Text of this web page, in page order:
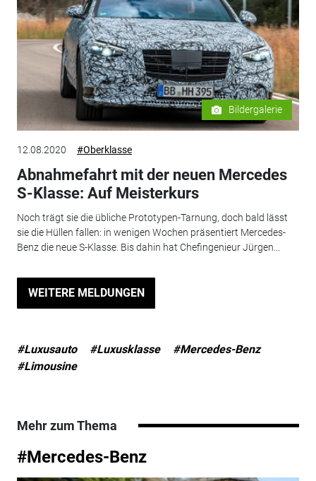
Bildergalerie
12.08.2020 #Oberklasse
Abnahmefahrt mit der neuen Mercedes
S-Klasse: Auf Meisterkurs
Noch trägt sie die übliche Prototypen-Tarnung, doch bald lässt
sie die Hüllen fallen: in wenigen Wochen präsentiert Mercedes-
Benz die neue S-Klasse. Bis dahin hat Chefingenieur Jürgen...
WEITERE MELDUNGEN
#Luxusauto #Luxusklasse
#Mercedes-Benz
#Limousine
Mehr zum Thema
#Mercedes-Benz